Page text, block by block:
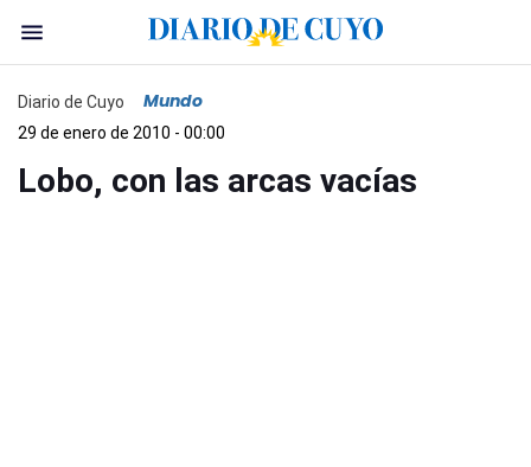
Diario de Cuyo Mundo
29 de enero de 2010 - 00:00
Lobo, con las arcas vacías